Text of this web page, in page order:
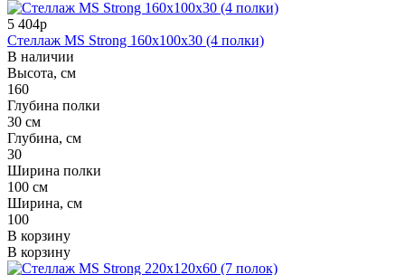
5 404р
Стеллаж MS Strong 160x100x30 (4 полки)
В наличии
Высота, см
160
Глубина полки
30 см
Глубина, см
30
Ширина полки
100 см
Ширина, см
100
В корзину
В корзину